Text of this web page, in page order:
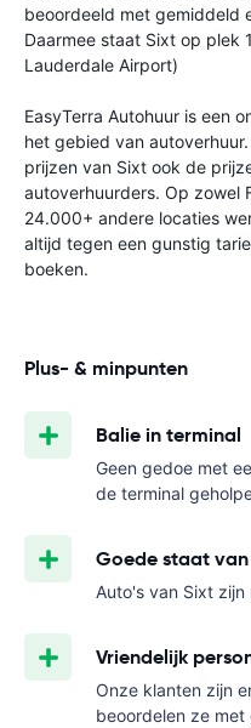
beoordeeld met gemiddeld
Daarmee staat Sixt op plek
Lauderdale Airport)
EasyTerra Autohuur is een
het gebied van
prijzen van Sixt ook de
autoverhuurders. Op zowel
24.000+ andere locaties
altijd tegen een gunstig
boeken.
Plus- & minpunten
Balie in terminal
Geen gedoe met
de terminal
Goede staat
Auto's van Sixt
Vriendelijk
Onze klanten zijn
beoordelen ze